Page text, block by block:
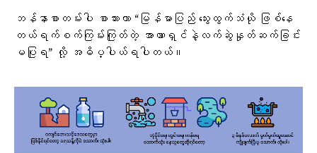
ဘန်နာစာတမ်းပါ စာသားဟာ “မြန်မာပြည် သွေးထွက်သံယို ဖြစ်နေ
တယ်ရက်စက်ကြမ်းကြုတ်တဲ့ အာဏာရှင်နဲ့လက်ဆွဲနှုတ်ဆက်ခြင်း
မပြုရ” လို့ အဓိပ္ပါယ်ရပါတယ်။